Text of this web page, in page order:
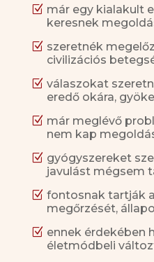
Z már egy kialakult
keresnek
Z szeretnék
civilizációs
Z válaszokat
eredő okára,
Z már meglévő
nem kap
Z gyógyszereket
javulást mégsem
Z fontosnak tartják
megőrzését,
Z ennek érdekében
életmódbeli